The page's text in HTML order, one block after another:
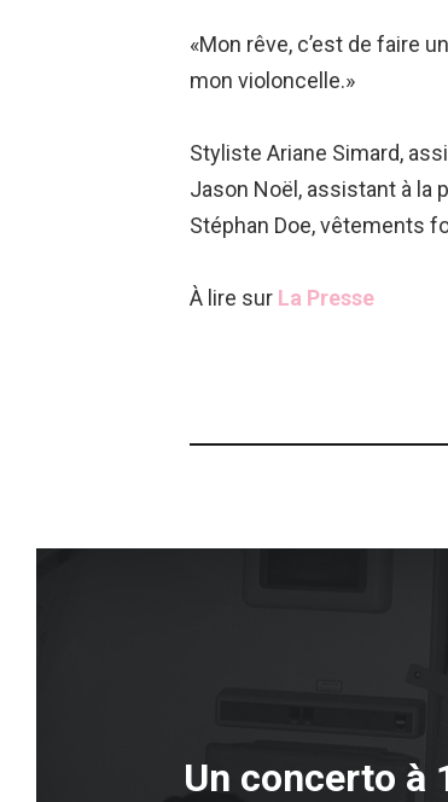
«Mon rêve, c’est de faire
mon violoncelle.»
Styliste Ariane Simard,
Jason Noël, assistant à la
Stéphan Doe, vêtements
À lire sur La Presse
Un concerto à